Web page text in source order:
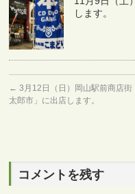
します。
← 3月12日（日）岡山駅前商店街
太郎市」に出店します。
コメントを残す